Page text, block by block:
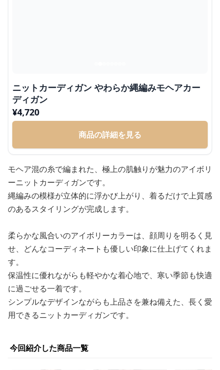
ニットカーディガン やわらか縄編みモヘアカー
ディガン
¥4,720
商品の詳細を見る
モヘア混の糸で編まれた、極上の肌触りが魅力のアイボリ
ーニットカーディガンです。
縄編みの模様が立体的に浮かび上がり、着るだけで上質感
のあるスタイリングが完成します。
柔らかな風合いのアイボリーカラーは、顔周りを明るく見
せ、どんなコーディネートも優しい印象に仕上げてくれま
す。
保温性に優れながらも軽やかな着心地で、寒い季節も快適
に過ごせる一着です。
シンプルなデザインながらも上品さを兼ね備えた、長く愛
用できるニットカーディガンです。
今回紹介した商品一覧